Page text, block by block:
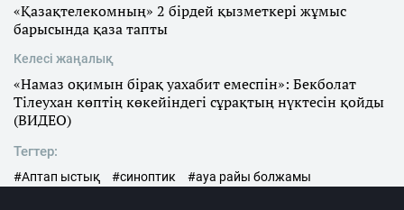
«Қазақтелекомның» 2 бірдей қызметкері жұмыс
барысында қаза тапты
Келесі жаңалық
«Намаз оқимын бірақ уахабит емеспін»: Бекболат
Тілеухан көптің көкейіндегі сұрақтың нүктесін қойды
(ВИДЕО)
Тегтер:
#Аптап ыстық #синоптик #ауа райы болжамы